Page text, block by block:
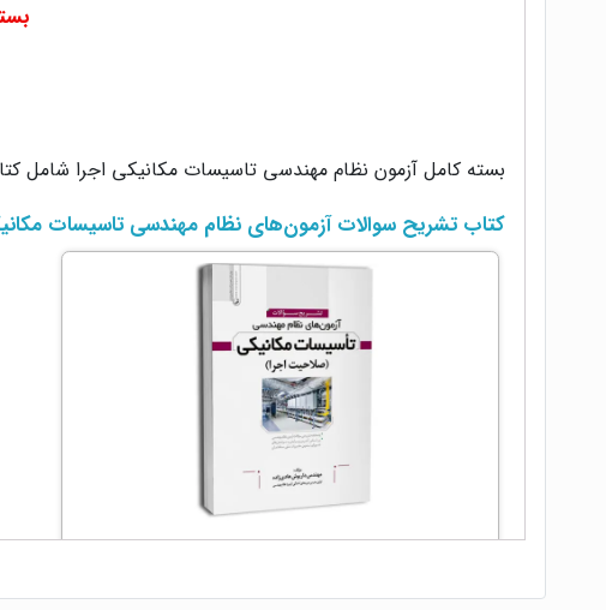
بسته کامل آزمون نظام مهندسی تاسیسات مکانیکی اجرا شامل
کتاب تشریح سوالات آزمون‌های نظام مهندسی تاسیسات
تاسیسات مکانیکی (اجرا) (مهندس هادیزاده)